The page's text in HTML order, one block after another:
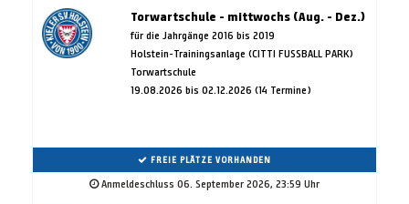
Torwartschule - mittwochs (Aug. - Dez.)
für die Jahrgänge 2016 bis 2019
Holstein-Trainingsanlage (CITTI FUSSBALL PARK)
Torwartschule
19.08.2026 bis 02.12.2026 (14 Termine)
FREIE PLÄTZE VORHANDEN
Anmeldeschluss 06. September 2026, 23:59 Uhr